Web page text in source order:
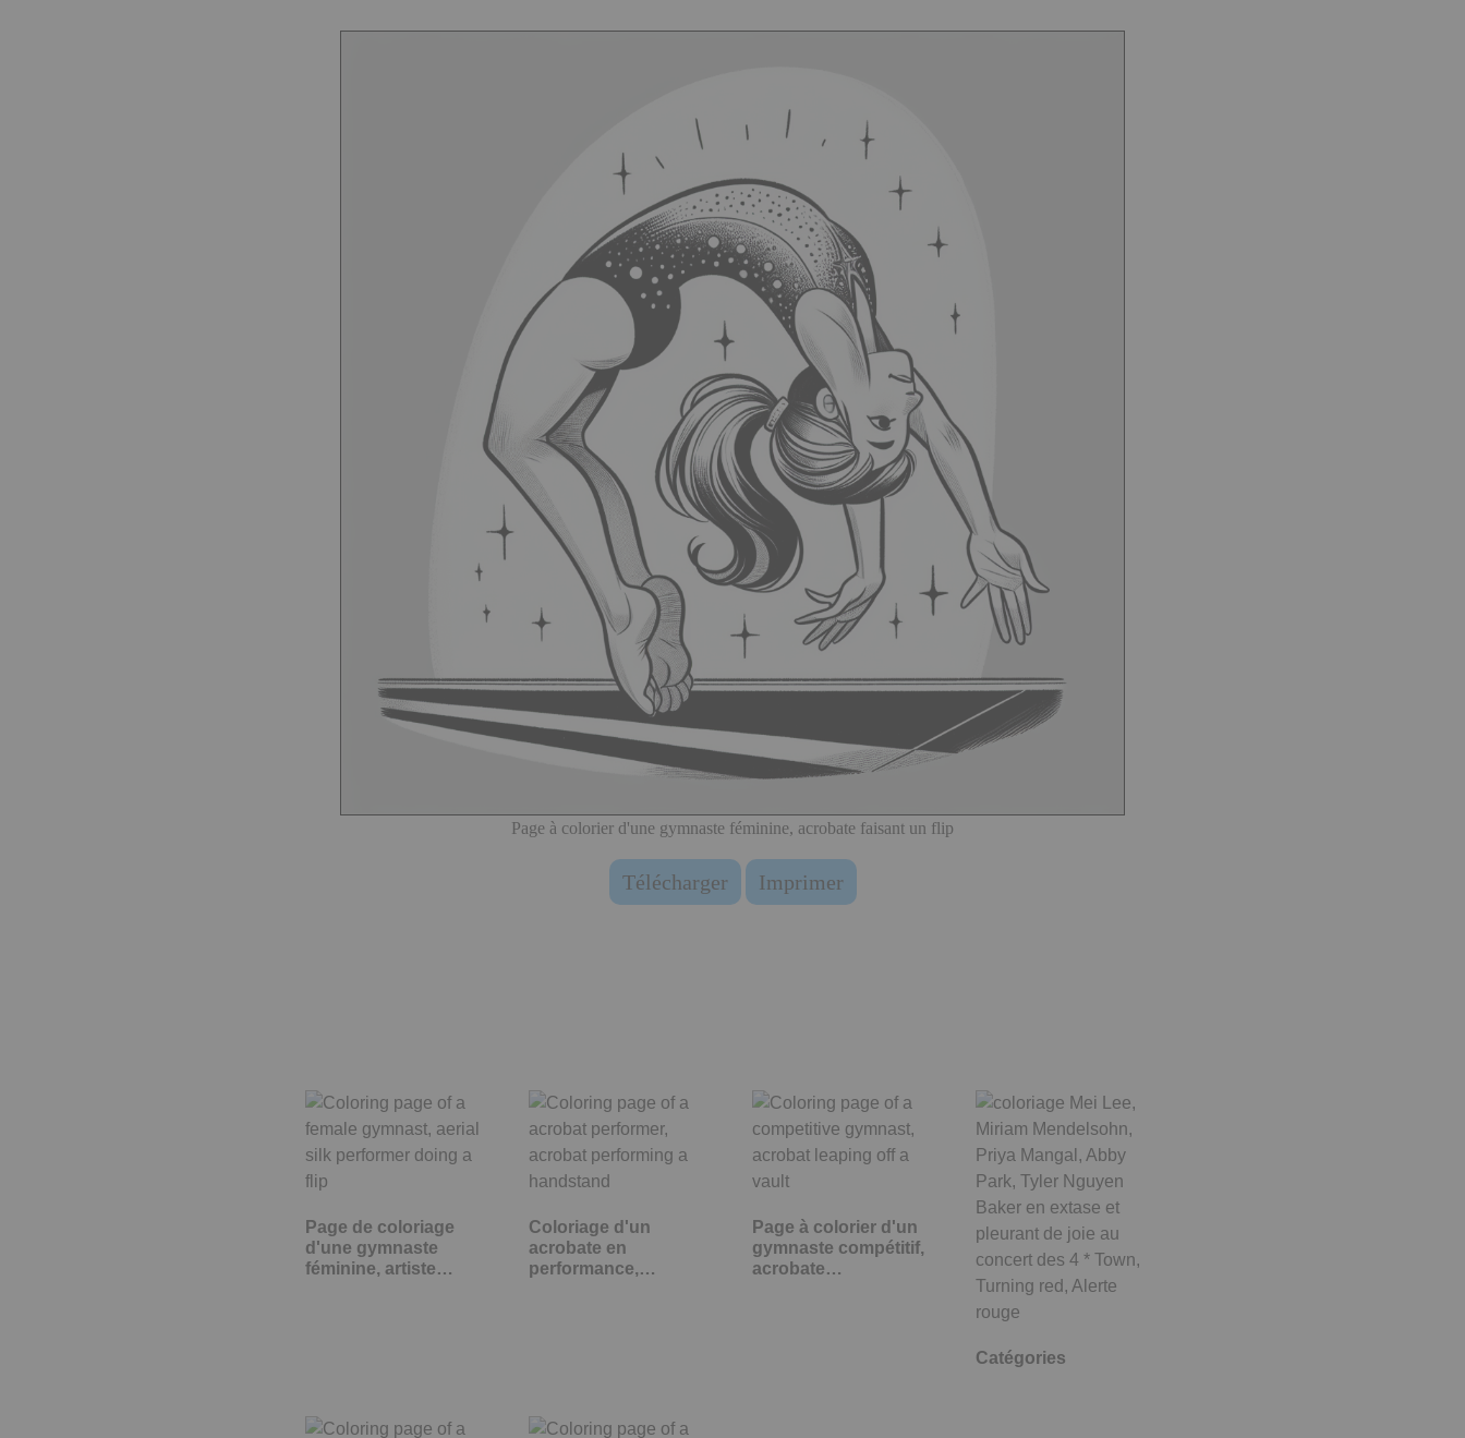
Page à colorier d'une gymnaste féminine, acrobate faisant un flip
Télécharger Imprimer
Page de coloriage
d'une gymnaste
féminine, artiste…
Coloriage d'un
acrobate en
performance,
Page à colorier d'un
gymnaste compétitif,
acrobate…
Catégories